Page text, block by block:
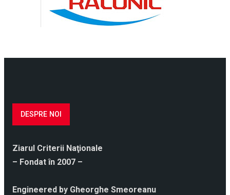
DESPRE NOI
Ziarul Criterii Naţionale
– Fondat în 2007 –
Engineered by Gheorghe Smeoreanu